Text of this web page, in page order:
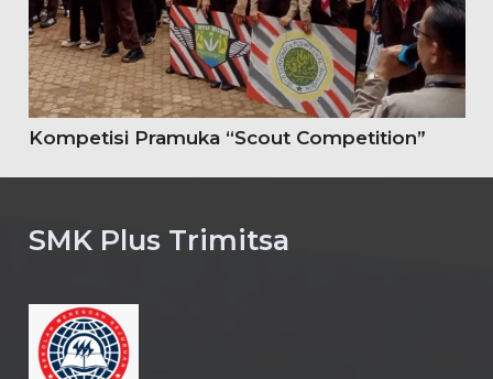
Kompetisi Pramuka “Scout Competition”
SMK Plus Trimitsa